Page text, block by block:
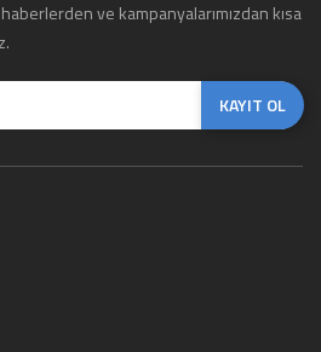
ve kampanyalarımızdan kısa
KAYIT OL